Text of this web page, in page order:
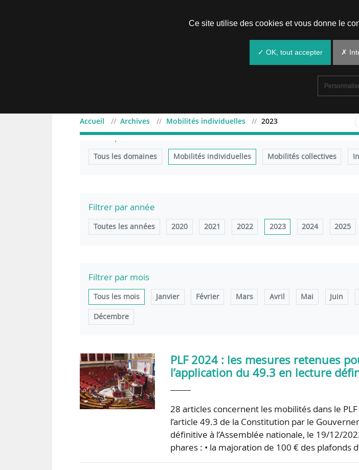
Accueil Archives Mobilités individuelles 2023
Filtrer par domaine
Tous les domaines Mobilités individuelles Mobilités collectives
Filtrer par année
Toutes les années 2020 2021 2022 2023 2024 2025
Filtrer par mois
Tous les mois Janvier Février Mars Avril Mai Juin
Décembre
PLF 2024 : les mesures retenues
l’application du 49.3 en lecture
28 articles concernent les mobilités dans le
l’article 49.3 de la Constitution par le
définitive à l’Assemblée nationale, le 19/12/
phares : • la majoration de 100 € des plafonds
Ce site utilise des cookies et vous donne le
✓ OK, tout accepter ✗